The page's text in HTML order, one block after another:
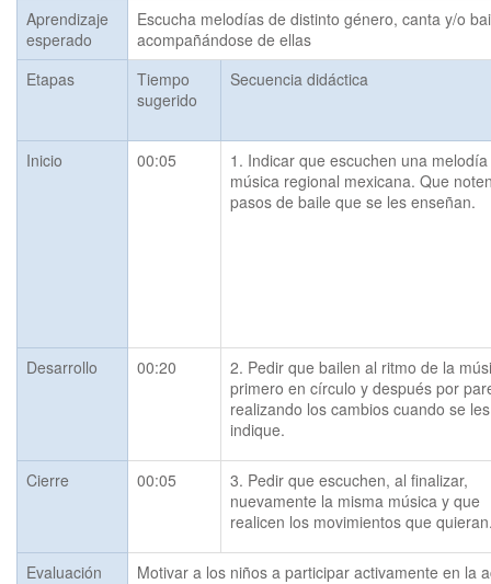
Aprendizaje
esperado
Escucha melodías de distinto género, canta y/o
acompañándose de ellas
Etapas
Tiempo
sugerido
Secuencia didáctica
Inicio 00:05
1. Indicar que escuchen una
música regional mexicana. Que
pasos de baile que se les enseñan.
Desarrollo 00:20
2. Pedir que bailen al ritmo de la
primero en círculo y después por
realizando los cambios cuando se les
indique.
Cierre 00:05
3. Pedir que escuchen, al finalizar,
nuevamente la misma música y que
realicen los movimientos que
Evaluación Motivar a los niños a participar activamente en la